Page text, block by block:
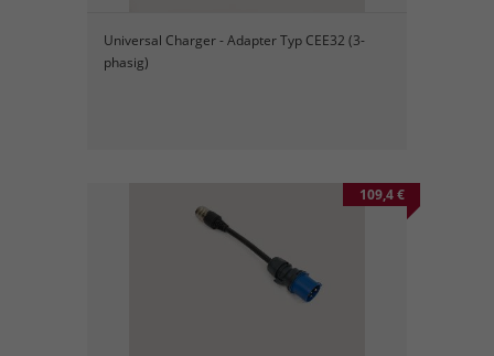
Universal Charger - Adapter Typ CEE32 (3-
phasig)
109,4 €